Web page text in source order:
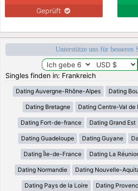
Geprüft
Unterstütze uns für besseren
Singles finden in: Frankreich
Dating Auvergne-Rhône-Alpes Dating
Dating Bretagne Dating Centre-Val de
Dating Fort-de-france Dating Grand Est
Dating Guadeloupe Dating Guyane
Dating Île-de-France Dating La
Dating Normandie Dating Nouvelle-
Dating Pays de la Loire Dating